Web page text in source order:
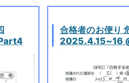
合格者のお便り
2025.4.15~16